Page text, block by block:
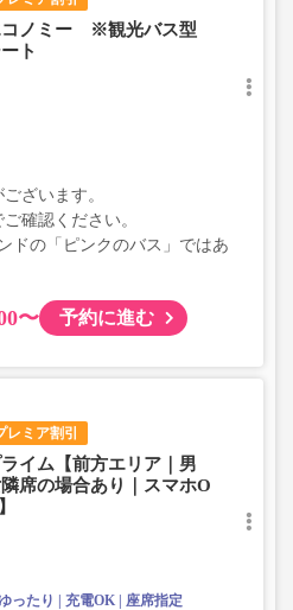
コノミー ※観光バス型
ト
ざいます。
確認ください。
ドの「ピンクのバス」ではあ
〜 予約に進む
レミア割引
イム【前方エリア｜男
席の場合あり｜スマホO
ったり 充電OK 座席指定